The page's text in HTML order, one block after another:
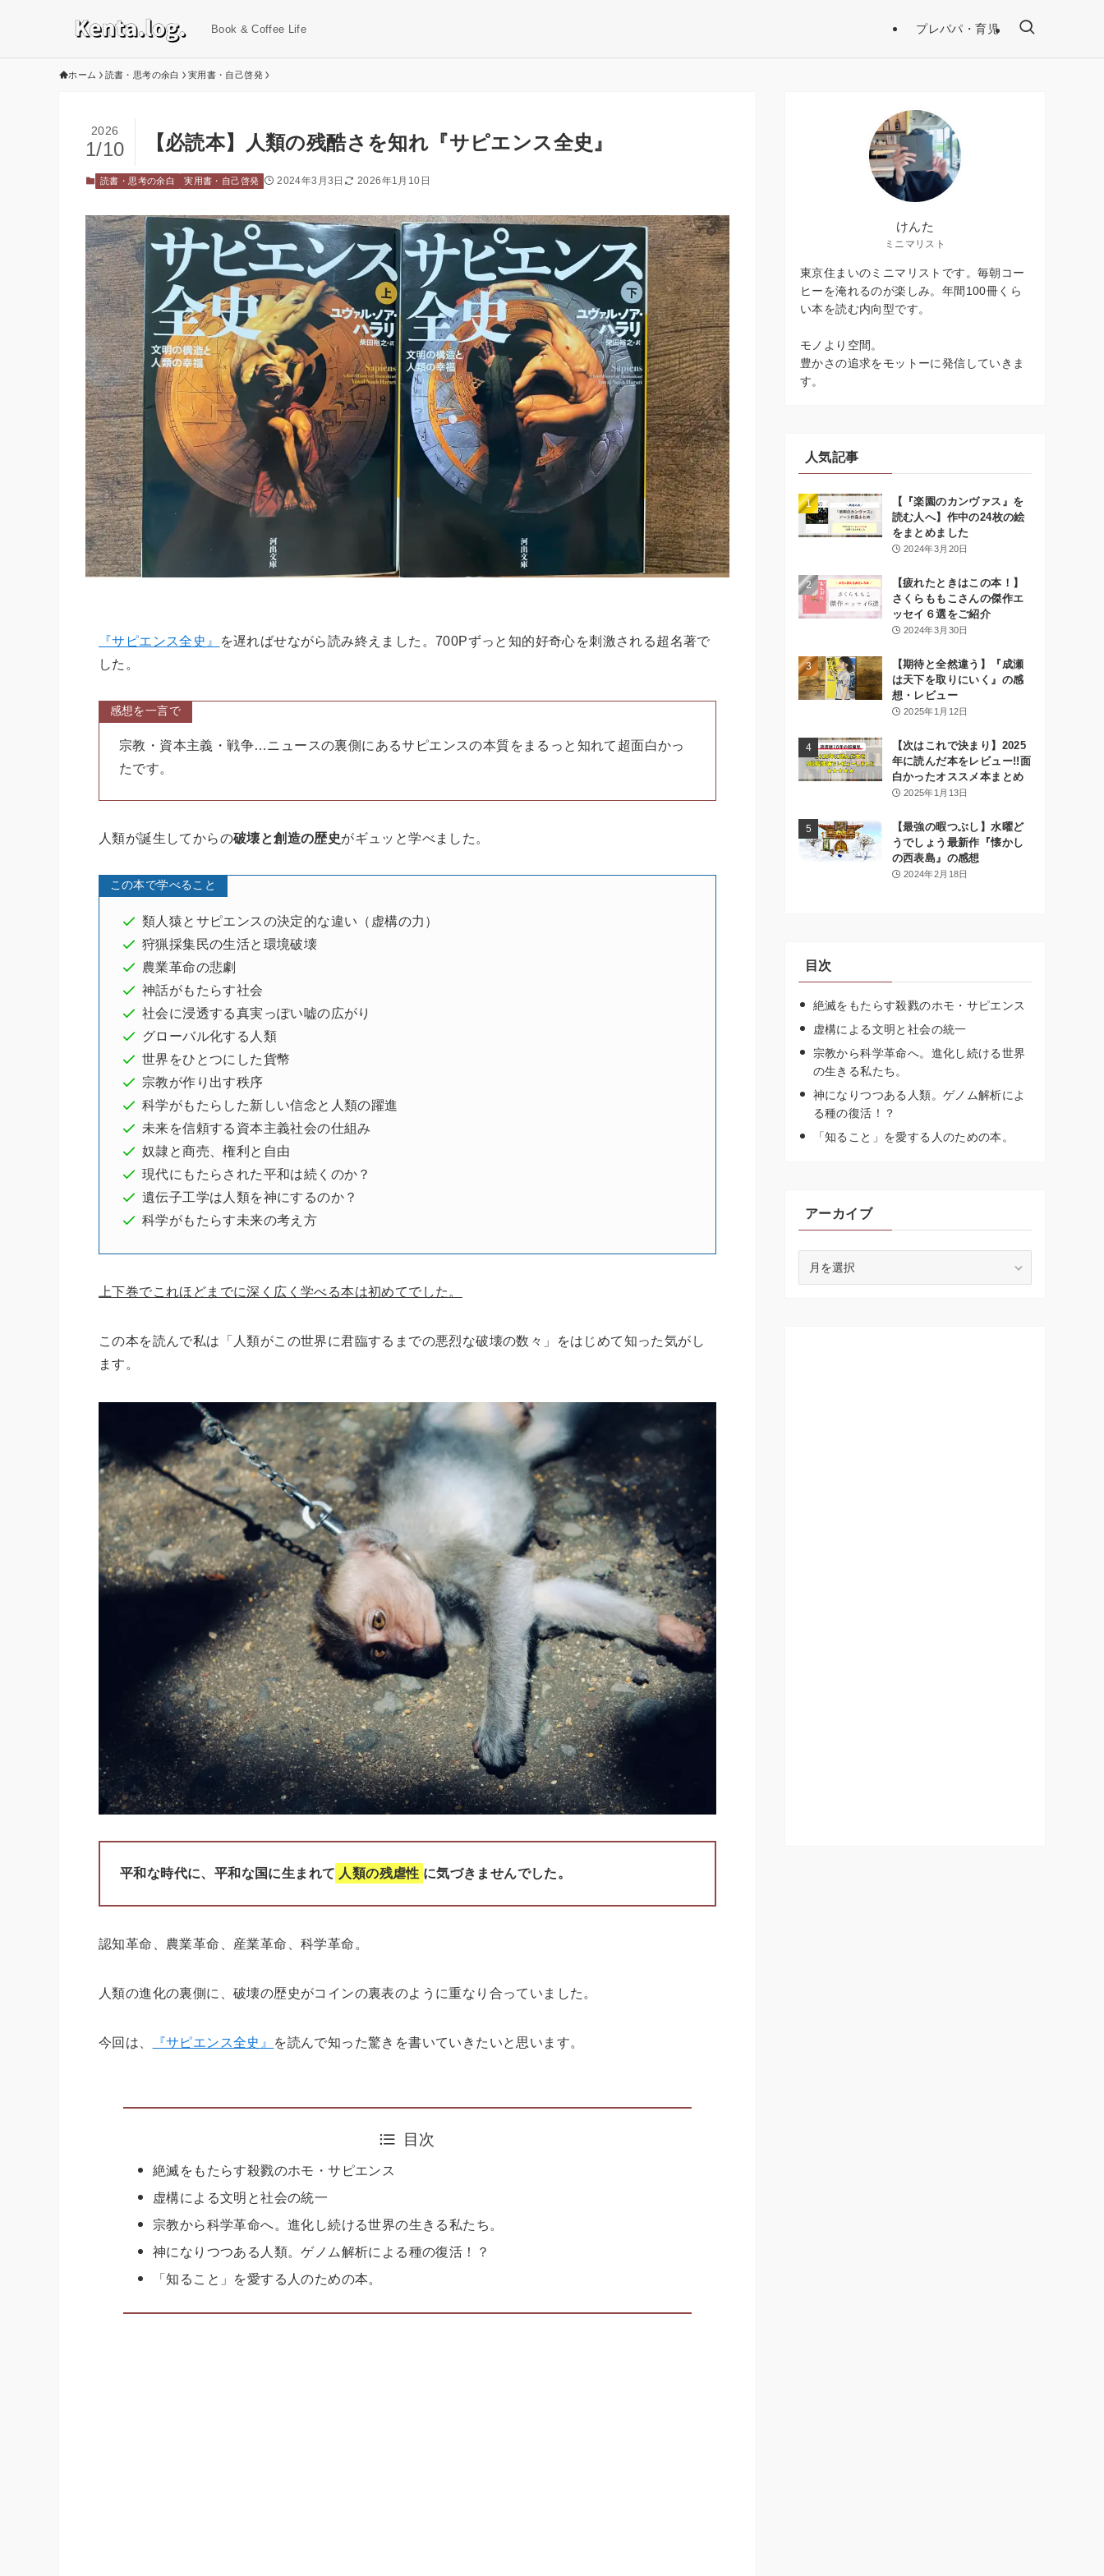
Book & Coffee Life プレパパ・育児
ホーム 読書・思考の余白 実用書・自己啓発
【必読本】人類の残酷さを知れ『サピエンス全史』
2026
1/10
読書・思考の余白 実用書・自己啓発 2024年3月3日 2026年1月10日
『サピエンス全史』
を遅ればせながら読み終えました。700Pずっと知的好奇心を刺激される超名著で
した。
感想を一言で
宗教・資本主義・戦争…ニュースの裏側にあるサピエンスの本質をまるっと知れて超面白かっ
たです。
人類が誕生してからの破壊と創造の歴史がギュッと学べました。
この本で学べること
類人猿とサピエンスの決定的な違い（虚構の力）
狩猟採集民の生活と環境破壊
農業革命の悲劇
神話がもたらす社会
社会に浸透する真実っぽい嘘の広がり
グローバル化する人類
世界をひとつにした貨幣
宗教が作り出す秩序
科学がもたらした新しい信念と人類の躍進
未来を信頼する資本主義社会の仕組み
奴隷と商売、権利と自由
現代にもたらされた平和は続くのか？
遺伝子工学は人類を神にするのか？
科学がもたらす未来の考え方
上下巻でこれほどまでに深く広く学べる本は初めてでした。
この本を読んで私は「人類がこの世界に君臨するまでの悪烈な破壊の数々」をはじめて知った気がし
ます。
平和な時代に、平和な国に生まれて 人類の残虐性 に気づきませんでした。
認知革命、農業革命、産業革命、科学革命。
人類の進化の裏側に、破壊の歴史がコインの裏表のように重なり合っていました。
今回は、 『サピエンス全史』 を読んで知った驚きを書いていきたいと思います。
目次
絶滅をもたらす殺戮のホモ・サピエンス
虚構による文明と社会の統一
宗教から科学革命へ。進化し続ける世界の生きる私たち。
神になりつつある人類。ゲノム解析による種の復活！？
「知ること」を愛する人のための本。
けんた
ミニマリスト
東京住まいのミニマリストです。毎朝コー
ヒーを淹れるのが楽しみ。年間100冊くら
い本を読む内向型です。
モノより空間。
豊かさの追求をモットーに発信していきま
す。
人気記事
【『楽園のカンヴァス』を
読む人へ】作中の24枚の絵
をまとめました
2024年3月20日
【疲れたときはこの本！】
さくらももこさんの傑作エ
ッセイ６選をご紹介
2024年3月30日
【期待と全然違う】『成瀬
は天下を取りにいく』の感
想・レビュー
2025年1月12日
【次はこれで決まり】2025
年に読んだ本をレビュー!!面
白かったオススメ本まとめ
2025年1月13日
【最強の暇つぶし】水曜ど
うでしょう最新作『懐かし
の西表島』の感想
2024年2月18日
目次
絶滅をもたらす殺戮のホモ・サピエンス
虚構による文明と社会の統一
宗教から科学革命へ。進化し続ける世界
の生きる私たち。
神になりつつある人類。ゲノム解析によ
る種の復活！？
「知ること」を愛する人のための本。
アーカイブ